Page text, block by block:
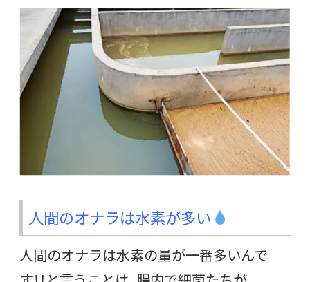
人間のオナラは水素が多い
人間のオナラは水素の量が一番多いんで